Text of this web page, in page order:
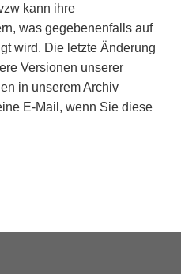
kann ihre
was gegebenenfalls auf
wird. Die letzte Änderung
Versionen unserer
in unserem Archiv
E-Mail, wenn Sie diese